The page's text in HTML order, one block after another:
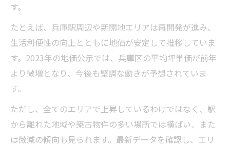
す。
たとえば、兵庫駅周辺や新開地エリアは再開発が進み、
生活利便性の向上とともに地価が安定して推移していま
す。2023年の地価公示では、兵庫区の平均坪単価が前年
より微増となり、今後も堅調な動きが予想されていま
す。
ただし、全てのエリアで上昇しているわけではなく、駅
から離れた地域や築古物件の多い場所では横ばい、また
は微減の傾向も見られます。最新データを確認し、エリ